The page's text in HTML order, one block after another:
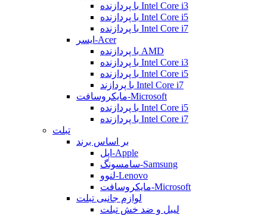
با پردازنده Intel Core i3
با پردازنده Intel Core i5
با پردازنده Intel Core i7
ایسر-Acer
با پردازنده AMD
با پردازنده Intel Core i3
با پردازنده Intel Core i5
با پردازند Intel Core i7
مایکروسافت-Microsoft
با پردازنده Intel Core i5
با پردازنده Intel Core i7
تبلت
بر اساس برند
اپل-Apple
سامسونگ-Samsung
لنوو-Lenovo
مایکروسافت-Microsoft
لوازم جانبی تبلت
لیبل و ضد خش تبلت